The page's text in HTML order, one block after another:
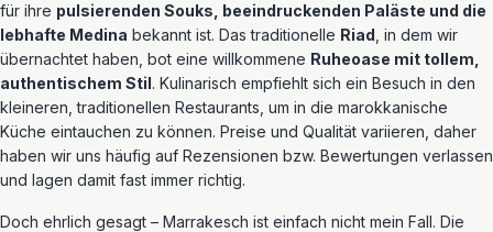
für ihre pulsierenden Souks, beeindruckenden Paläste und die
lebhafte Medina bekannt ist. Das traditionelle Riad , in dem wir
übernachtet haben, bot eine willkommene Ruheoase mit tollem,
authentischem Stil. Kulinarisch empfiehlt sich ein Besuch in den
kleineren, traditionellen Restaurants, um in die marokkanische
Küche eintauchen zu können. Preise und Qualität variieren, daher
haben wir uns häufig auf Rezensionen bzw. Bewertungen verlassen
und lagen damit fast immer richtig.
Doch ehrlich gesagt – Marrakesch ist einfach nicht mein Fall. Die